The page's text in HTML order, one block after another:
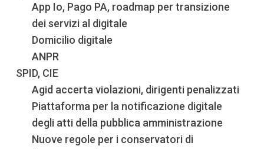
App Io, Pago PA, roadmap per transizione
dei servizi al digitale
Domicilio digitale
ANPR
SPID, CIE
Agid accerta violazioni, dirigenti penalizzati
Piattaforma per la notificazione digitale
degli atti della pubblica amministrazione
Nuove regole per i conservatori di